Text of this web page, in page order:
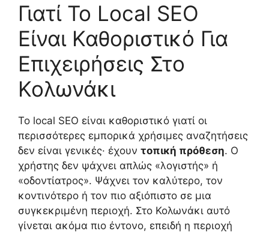
Γιατί Το Local SEO
Είναι Καθοριστικό Για
Επιχειρήσεις Στο
Κολωνάκι
Το local SEO είναι καθοριστικό γιατί οι
περισσότερες εμπορικά χρήσιμες αναζητήσεις
δεν είναι γενικές· έχουν τοπική πρόθεση. Ο
χρήστης δεν ψάχνει απλώς «λογιστής» ή
«οδοντίατρος». Ψάχνει τον καλύτερο, τον
κοντινότερο ή τον πιο αξιόπιστο σε μια
συγκεκριμένη περιοχή. Στο Κολωνάκι αυτό
γίνεται ακόμα πιο έντονο, επειδή η περιοχή